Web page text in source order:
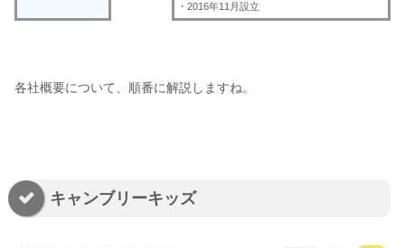
・2016年11月設立
各社概要について、順番に解説しますね。
キャンブリーキッズ